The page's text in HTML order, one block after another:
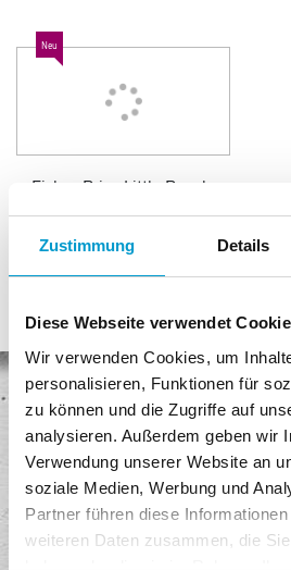
Zustimmung Details
Diese Webseite verwendet
Wir verwenden Cookies, um
personalisieren, Funktionen für
zu können und die Zugriffe auf
analysieren. Außerdem geben wir
Verwendung unserer Website an
soziale Medien, Werbung und
Partner führen diese
weiteren Daten zusammen, die
haben oder die sie im Rahmen
Neu
Fisher-Price Little People
4.985 Punkte
Keine Versandkosten
Egal, wie viel Sie kaufen, Sie bezahlen keine
Sicheres Einkaufen
Unser Shop ist mit modernster